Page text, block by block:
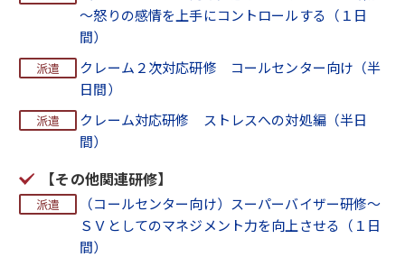
～怒りの感情を上手にコントロールする（１日
間）
クレーム２次対応研修 コールセンター向け（半
日間）
クレーム対応研修 ストレスへの対処編（半日
間）
【その他関連研修】
（コールセンター向け）スーパーバイザー研修～
ＳＶとしてのマネジメント力を向上させる（１日
間）